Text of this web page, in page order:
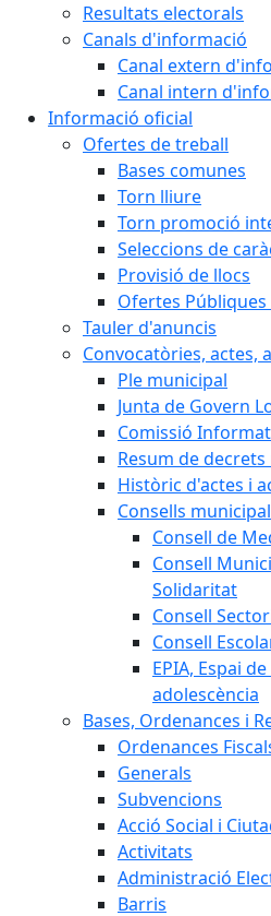
Resultats electorals
Canals d'informació
Canal extern
Canal intern
Informació oficial
Ofertes de treball
Bases comunes
Torn lliure
Torn promoció
Seleccions de
Provisió de llocs
Ofertes
Tauler d'anuncis
Convocatòries, actes,
Ple municipal
Junta de Govern
Comissió
Resum de
Històric d'actes i
Consells
Consell de
Consell
Solidaritat
Consell
Consell
EPIA, Espai
adolescència
Bases, Ordenances i
Ordenances
Generals
Subvencions
Acció Social i
Activitats
Administració
Barris